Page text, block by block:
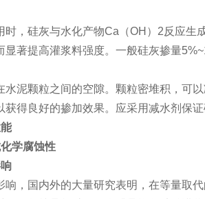
时，硅灰与水化产物Ca（OH）2反应生
著提高灌浆料强度。一般硅灰掺量
水泥颗粒之间的空隙。颗粒密堆积，可
得良好的掺加效果。应采用减水剂保证
学腐蚀性
响，国内外的大量研究表明，在等量取